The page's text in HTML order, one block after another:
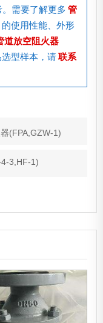
需要了解更多 管
的使用性能、外形
道放空阻火器
型样本，请联系
(FPA,GZW-1)
3,HF-1)